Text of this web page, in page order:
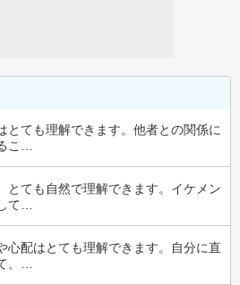
とても理解できます。他者との関係に
こ…
とても自然で理解できます。イケメン
て…
心配はとても理解できます。自分に直
、…